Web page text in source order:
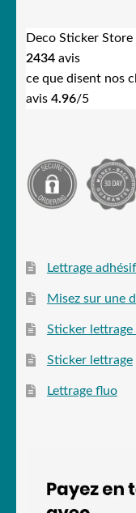
Deco Sticker Store
2434 avis
ce que disent nos
avis 4.96/5
Lettrage
Misez sur une
Sticker
Sticker lettrage
Lettrage fluo